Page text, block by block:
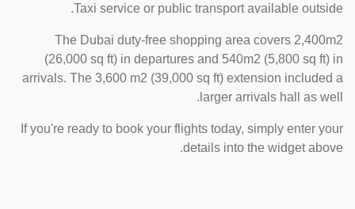
Taxi service or public transport available outside.
The Dubai duty-free shopping area covers 2,400m2
(26,000 sq ft) in departures and 540m2 (5,800 sq ft) in
arrivals. The 3,600 m2 (39,000 sq ft) extension included a
larger arrivals hall as well.
If you're ready to book your flights today, simply enter your
details into the widget above.